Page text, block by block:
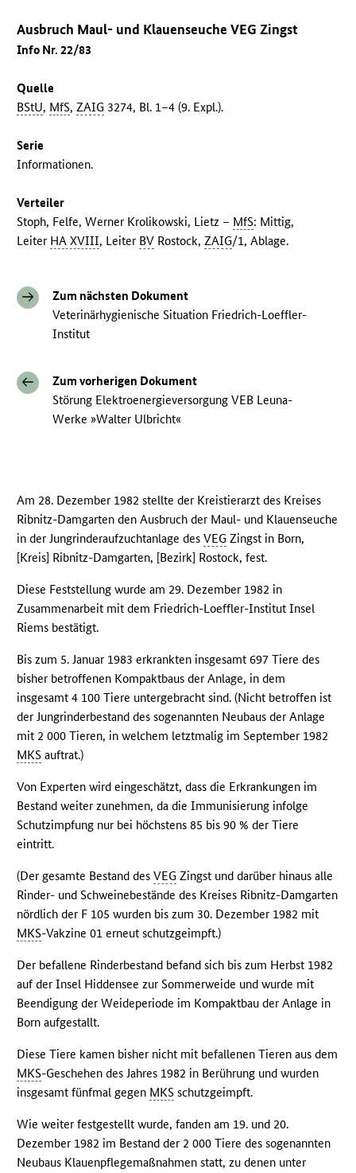
Ausbruch Maul- und Klauenseuche VEG Zingst
Info Nr. 22/83
Quelle
BStU, MfS,ZAIG 3274, Bl. 1–4 (9. Expl.).
Serie
Informationen.
Verteiler
Stoph, Felfe, Werner Krolikowski, Lietz – MfS: Mittig,
Leiter HA XVIII, Leiter BV Rostock,ZAIG/1, Ablage.
Zum nächsten Dokument
Veterinärhygienische Situation Friedrich-Loeffler-
Institut
Zum vorherigen Dokument
Störung Elektroenergieversorgung VEB Leuna-
Werke »Walter Ulbricht«
Am 28. Dezember 1982 stellte der Kreistierarzt des Kreises
Ribnitz-Damgarten den Ausbruch der Maul- und Klauenseuche
in der Jungrinderaufzuchtanlage desVEG Zingst in Born,
[Kreis] Ribnitz-Damgarten, [Bezirk] Rostock, fest.
Diese Feststellung wurde am 29. Dezember 1982 in
Zusammenarbeit mit dem Friedrich-Loeffler-Institut Insel
Riems bestätigt.
Bis zum 5. Januar 1983 erkrankten insgesamt 697 Tiere des
bisher betroffenen Kompaktbaus der Anlage, in dem
insgesamt 4 100 Tiere untergebracht sind. (Nicht betroffen ist
der Jungrinderbestand des sogenannten Neubaus der Anlage
mit 2 000 Tieren, in welchem letztmalig im September 1982
MKS auftrat.)
Von Experten wird eingeschätzt, dass die Erkrankungen im
Bestand weiter zunehmen, da die Immunisierung infolge
Schutzimpfung nur bei höchstens 85 bis 90 % der Tiere
eintritt.
(Der gesamte Bestand desVEG Zingst und darüber hinaus alle
Rinder- und Schweinebestände des Kreises Ribnitz-Damgarten
nördlich der F 105 wurden bis zum 30. Dezember 1982 mit
MKS-Vakzine 01 erneut schutzgeimpft.)
Der befallene Rinderbestand befand sich bis zum Herbst 1982
auf der Insel Hiddensee zur Sommerweide und wurde mit
Beendigung der Weideperiode im Kompaktbau der Anlage in
Born aufgestallt.
Diese Tiere kamen bisher nicht mit befallenen Tieren aus dem
MKS-Geschehen des Jahres 1982 in Berührung und wurden
insgesamt fünfmal gegen MKS schutzgeimpft.
Wie weiter festgestellt wurde, fanden am 19. und 20.
Dezember 1982 im Bestand der 2 000 Tiere des sogenannten
Neubaus Klauenpflegemaßnahmen statt, zu denen unter